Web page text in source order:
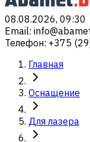
08.08.2026, 09:30
Email:
Телефон: +375
Главная
Оснащение
Для лазера